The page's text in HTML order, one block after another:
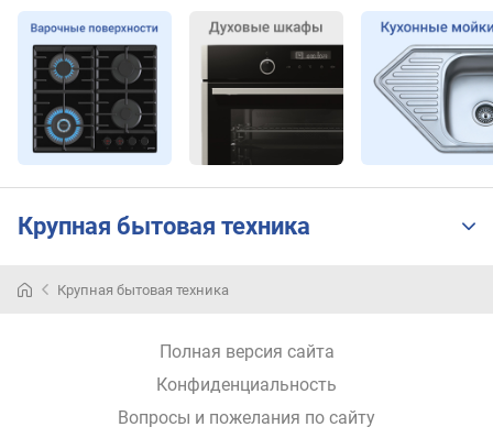
т
а
(
м
и
н
.
)
с
Крупная бытовая техника
Цена
Крупная бытовая техника
Полная версия сайта
Конфиденциальность
Вопросы и пожелания по сайту